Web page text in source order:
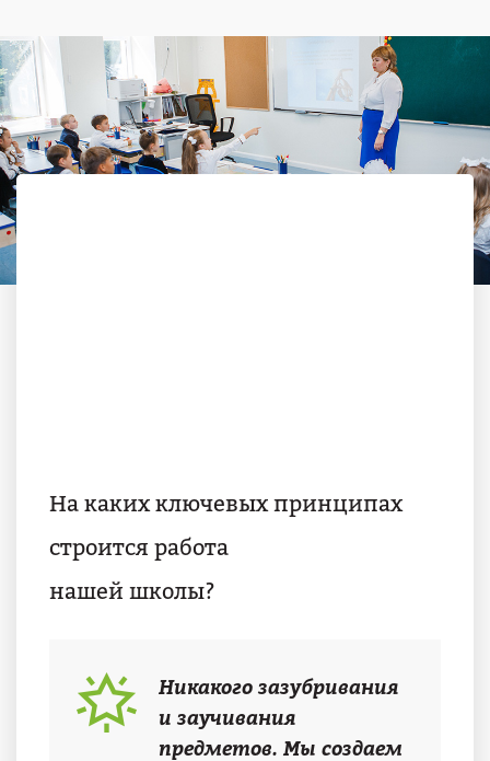
На каких ключевых принципах
строится работа
нашей школы?
Никакого зазубривания
и заучивания
предметов. Мы создаем